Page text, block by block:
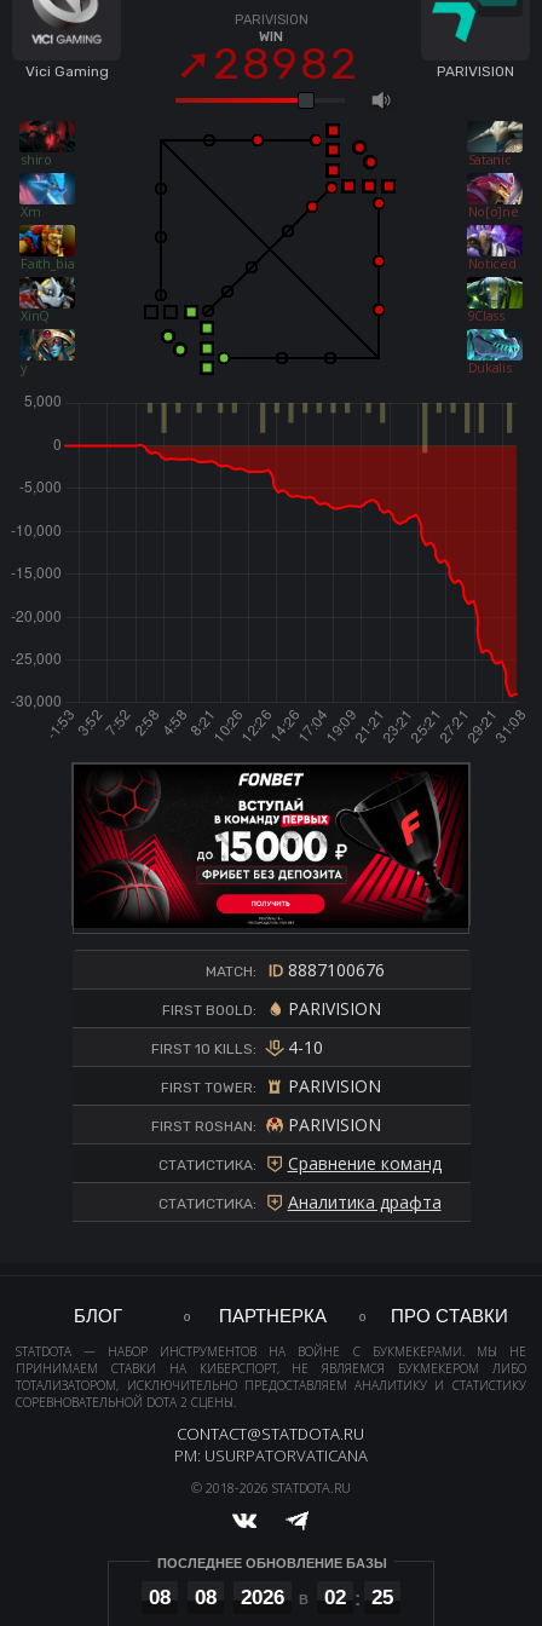
Vici Gaming
shiro
Xm
Faith_bian
XinQ
y
PARIVISION
WIN
28982
Satanic
No[o]ne
Noticed
9Class
Dukalis
PARIVISION
MATCH: 8887100676
FIRST BOOLD: PARIVISION
FIRST 10 KILLS: 4-10
FIRST TOWER: PARIVISION
FIRST ROSHAN: PARIVISION
СТАТИСТИКА: Сравнение команд
СТАТИСТИКА: Аналитика драфта
БЛОГ ПАРТНЕРКА ПРО СТАВКИ
STATDOTA — НАБОР ИНСТРУМЕНТОВ НА ВОЙНЕ С БУКМЕКЕРАМИ. МЫ НЕ
ПРИНИМАЕМ СТАВКИ НА КИБЕРСПОРТ, НЕ ЯВЛЯЕМСЯ БУКМЕКЕРОМ ЛИБО
ТОТАЛИЗАТОРОМ, ИСКЛЮЧИТЕЛЬНО ПРЕДОСТАВЛЯЕМ АНАЛИТИКУ И СТАТИСТИКУ
СОРЕВНОВАТЕЛЬНОЙ DOTA 2 СЦЕНЫ.
CONTACT@STATDOTA.RU
PM: USURPATORVATICANA
© 2018-2026 STATDOTA.RU
ПОСЛЕДНЕЕ ОБНОВЛЕНИЕ БАЗЫ
08 08 2026 02 25